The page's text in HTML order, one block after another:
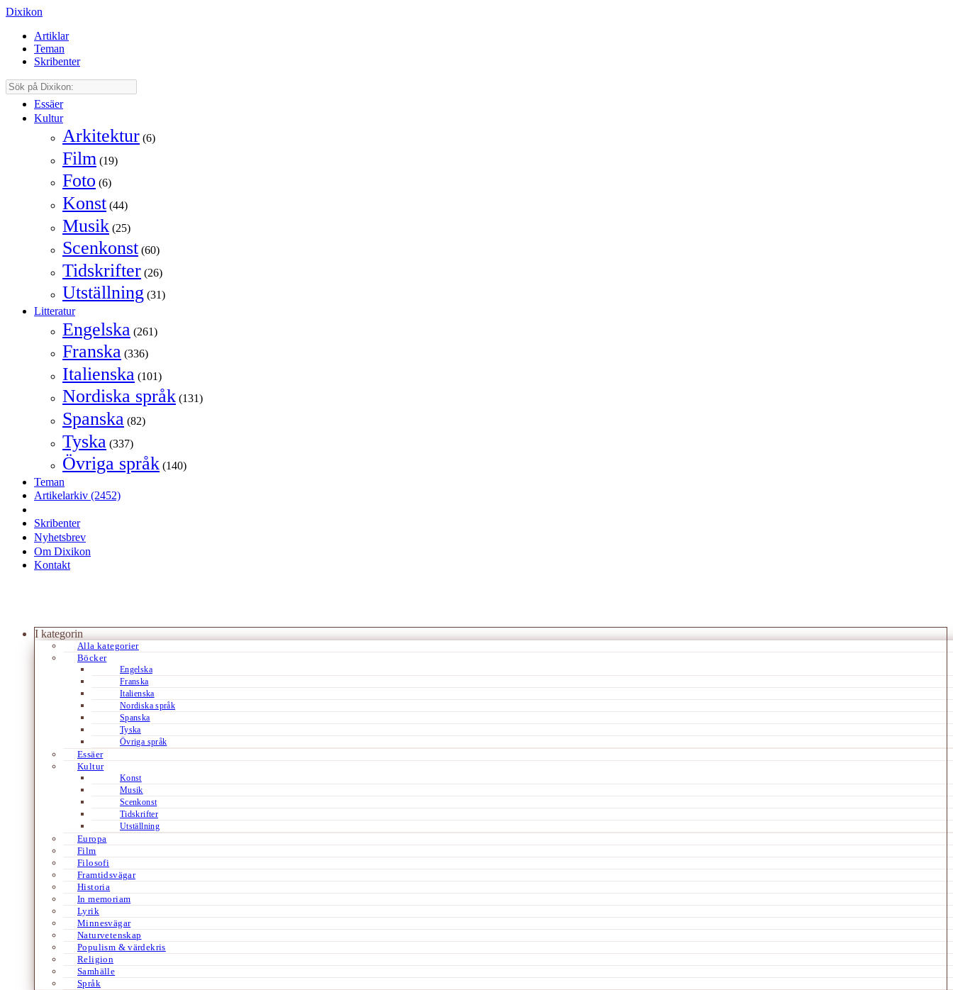
Dixikon
Artiklar
Teman
Skribenter
Essäer
Kultur
Arkitektur (6)
Film (19)
Foto (6)
Konst (44)
Musik (25)
Scenkonst (60)
Tidskrifter (26)
Utställning (31)
Litteratur
Engelska (261)
Franska (336)
Italienska (101)
Nordiska språk (131)
Spanska (82)
Tyska (337)
Övriga språk (140)
Teman
Artikelarkiv (2452)
Skribenter
Nyhetsbrev
Om Dixikon
Kontakt
I kategorin
Alla kategorier
Böcker
Engelska
Franska
Italienska
Nordiska språk
Spanska
Tyska
Övriga språk
Essäer
Kultur
Konst
Musik
Scenkonst
Tidskrifter
Utställning
Europa
Film
Filosofi
Framtidsvägar
Historia
In memoriam
Lyrik
Minnesvägar
Naturvetenskap
Populism & värdekris
Religion
Samhälle
Språk